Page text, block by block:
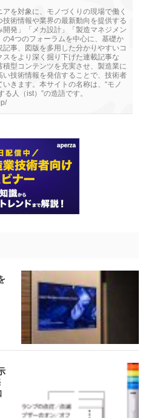
を対象に、モノづくりの現場で働く
術情報や業界の最新動向を提供する
開発」「メカ設計」「製造マネジメン
の4つのフォーラムを中心に、基礎か
事、図版を多用した分かりやすいコ
をより深く掘り下げた連載記事な
積型コンテンツを充実させ、製造業に
い技術情報を発信することで、技術者
きます。本サイトの名称は、“モノ
る人（ist）”の造語です。